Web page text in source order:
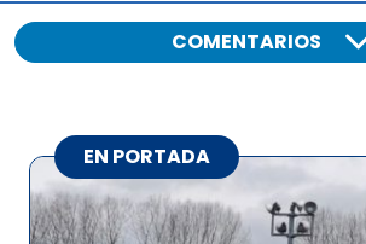
COMENTARIOS
EN PORTADA